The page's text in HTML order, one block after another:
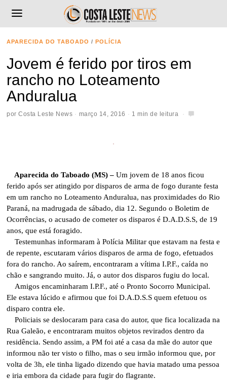
APARECIDA DO TABOADO / POLÍCIA
Jovem é ferido por tiros em
rancho no Loteamento
Anduralua
porCosta Leste News março 14, 2016 1 min de leitura
Aparecida do Taboado (MS) –Um jovem de 18 anos ficou
ferido após ser atingido por disparos de arma de fogo durante festa
em um rancho no Loteamento Anduralua, nas proximidades do Rio
Paraná, na madrugada de sábado, dia 12. Segundo o Boletim de
Ocorrências, o acusado de cometer os disparos é D.A.D.S.S, de 19
anos, que está foragido.
Testemunhas informaram à Polícia Militar que estavam na festa e
de repente, escutaram vários disparos de arma de fogo, efetuados
fora do rancho. Ao saírem, encontraram a vítima I.P.F., caída no
chão e sangrando muito. Já, o autor dos disparos fugiu do local.
Amigos encaminharam I.P.F., até o Pronto Socorro Municipal.
Ele estava lúcido e afirmou que foi D.A.D.S.S quem efetuou os
disparo contra ele.
Policiais se deslocaram para casa do autor, que fica localizada na
Rua Galeão, e encontraram muitos objetos revirados dentro da
residência. Sendo assim, a PM foi até a casa da mãe do autor que
informou não ter visto o filho, mas o seu irmão informou que, por
volta de 3h, ele tinha ligado dizendo que havia matado uma pessoa
e iria embora da cidade para fugir do flagrante.